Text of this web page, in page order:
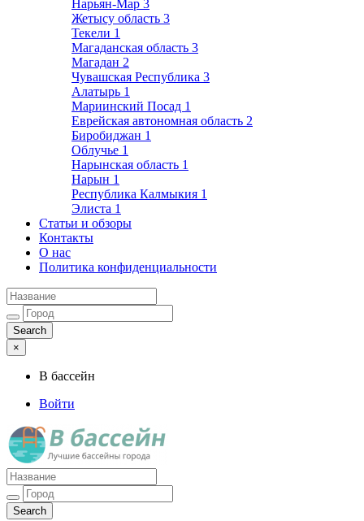
Нарьян-Мар 3
Жетысу область 3
Текели 1
Магаданская область 3
Магадан 2
Чувашская Республика 3
Алатырь 1
Мариинский Посад 1
Еврейская автономная область 2
Биробиджан 1
Облучье 1
Нарынская область 1
Нарын 1
Республика Калмыкия 1
Элиста 1
Статьи и обзоры
Контакты
О нас
Политика конфиденциальности
×
В бассейн
Войти
Лучшие бассейны города